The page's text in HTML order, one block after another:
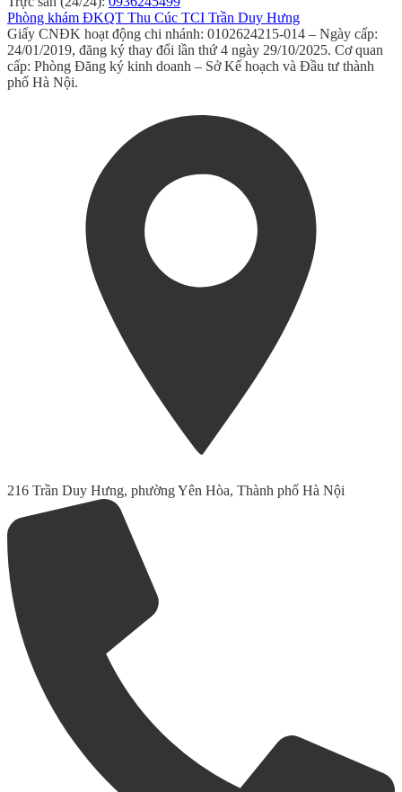
Phòng khám ĐKQT Thu Cúc TCI Trần Duy Hưng
Giấy CNĐK hoạt động chi nhánh: 0102624215-014 – Ngày cấp:
24/01/2019, đăng ký thay đổi lần thứ 4 ngày 29/10/2025. Cơ quan
cấp: Phòng Đăng ký kinh doanh – Sở Kế hoạch và Đầu tư thành
phố Hà Nội.
216 Trần Duy Hưng, phường Yên Hòa, Thành phố Hà Nội